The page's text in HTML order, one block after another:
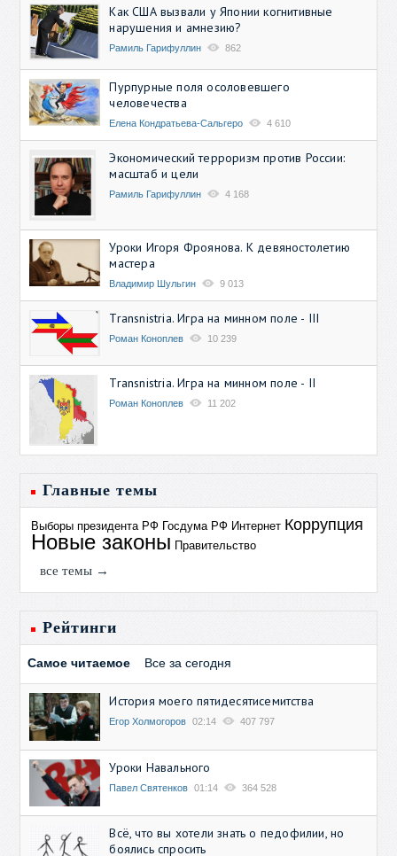
Как США вызвали у Японии когнитивные
нарушения и амнезию?
Рамиль Гарифуллин 862
Пурпурные поля осоловевшего
человечества
Елена Кондратьева-Сальгеро 4 610
Экономический терроризм против России:
масштаб и цели
Рамиль Гарифуллин 4 168
Уроки Игоря Фроянова. К девяностолетию
мастера
Владимир Шульгин 9 013
Transnistria. Игра на минном поле - III
Роман Коноплев 10 239
Transnistria. Игра на минном поле - II
Роман Коноплев 11 202
Главные темы
Выборы президента РФ Госдума РФ Интернет Коррупция
Новые законы Правительство
все темы →
Рейтинги
Самое читаемое Все за сегодня
История моего пятидесятисемитства
Егор Холмогоров 02:14 407 797
Уроки Навального
Павел Святенков 01:14 364 528
Всё, что вы хотели знать о педофилии, но
боялись спросить